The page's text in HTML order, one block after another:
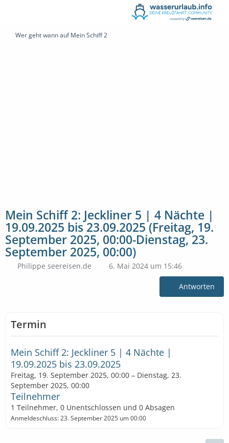
Wer geht wann auf Mein Schiff 2
Mein Schiff 2: Jeckliner 5 | 4 Nächte |
19.09.2025 bis 23.09.2025 (Freitag, 19.
September 2025, 00:00-Dienstag, 23.
September 2025, 00:00)
Philippe seereisen.de 6. Mai 2024 um 15:46
Antworten
Termin
Mein Schiff 2: Jeckliner 5 | 4 Nächte |
19.09.2025 bis 23.09.2025
Freitag, 19. September 2025, 00:00 – Dienstag, 23.
September 2025, 00:00
Teilnehmer
1 Teilnehmer, 0 Unentschlossen und 0 Absagen
Anmeldeschluss: 23. September 2025 um 00:00